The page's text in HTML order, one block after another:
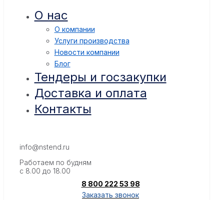
О нас
О компании
Услуги производства
Новости компании
Блог
Тендеры и госзакупки
Доставка и оплата
Контакты
info@nstend.ru
Работаем по будням
с 8.00 до 18.00
8 800 222 53 98
Заказать звонок